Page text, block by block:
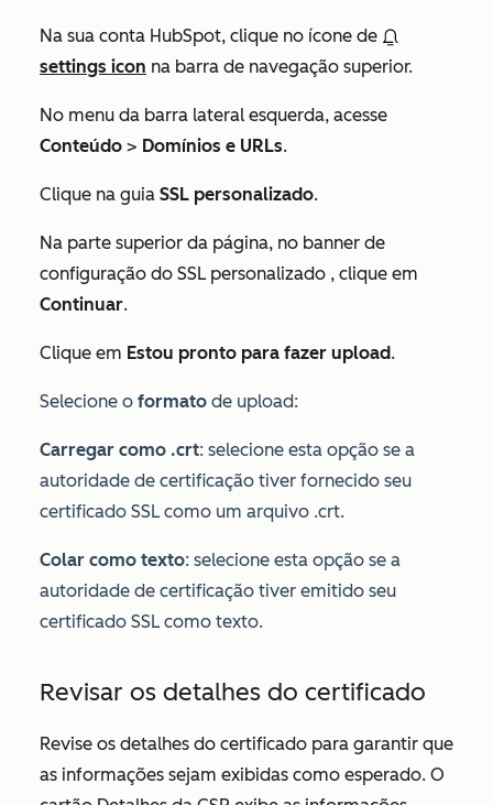
Na sua conta HubSpot, clique no ícone de
settings icon na barra de navegação superior.
No menu da barra lateral esquerda, acesse
Conteúdo > Domínios e URLs.
Clique na guia SSL personalizado.
Na parte superior da página, no banner de
configuração do SSL personalizado , clique em
Continuar.
Clique em Estou pronto para fazer upload.
Selecione o formato de upload:
Carregar como .crt: selecione esta opção se a
autoridade de certificação tiver fornecido seu
certificado SSL como um arquivo .crt.
Colar como texto: selecione esta opção se a
autoridade de certificação tiver emitido seu
certificado SSL como texto.
Revisar os detalhes do certificado
Revise os detalhes do certificado para garantir que
as informações sejam exibidas como esperado. O